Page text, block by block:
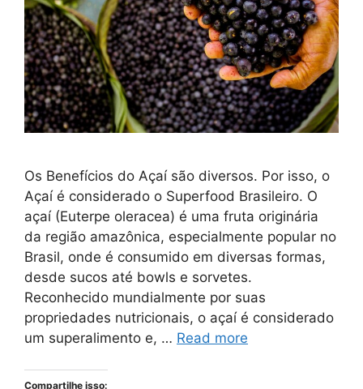
Os Benefícios do Açaí são diversos. Por isso, o
Açaí é considerado o Superfood Brasileiro. O
açaí (Euterpe oleracea) é uma fruta originária
da região amazônica, especialmente popular no
Brasil, onde é consumido em diversas formas,
desde sucos até bowls e sorvetes.
Reconhecido mundialmente por suas
propriedades nutricionais, o açaí é considerado
um superalimento e, … Read more
Compartilhe isso: